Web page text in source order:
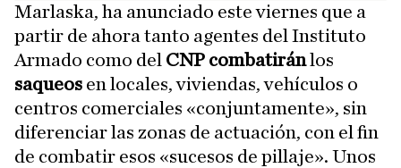
Marlaska, ha anunciado este viernes que a
partir de ahora tanto agentes del Instituto
Armado como del CNP combatiránlos
saqueos en locales, viviendas, vehículos o
centros comerciales «conjuntamente», sin
diferenciar las zonas de actuación, con el fin
de combatir esos «sucesos de pillaje». Unos